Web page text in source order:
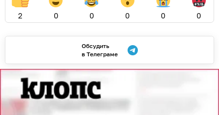
2 0 0 0 0 0
Обсудить
в Телеграме